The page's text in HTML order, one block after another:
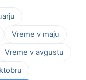
Vreme v maju
Vreme v avgustu